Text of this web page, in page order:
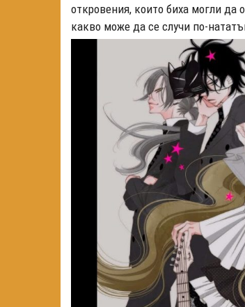
откровения, които биха могли да
какво може да се случи по-